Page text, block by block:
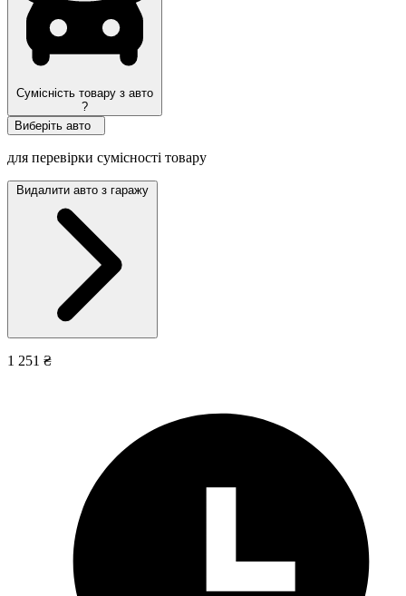
Сумісність товару з авто
?
Виберіть авто
для перевірки сумісності товару
Видалити авто з гаражу
1 251 ₴